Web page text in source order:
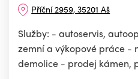
Příční 2959, 35201 Aš
Služby: - autoservis,
zemní a výkopové práce
demolice - prodej kámen,